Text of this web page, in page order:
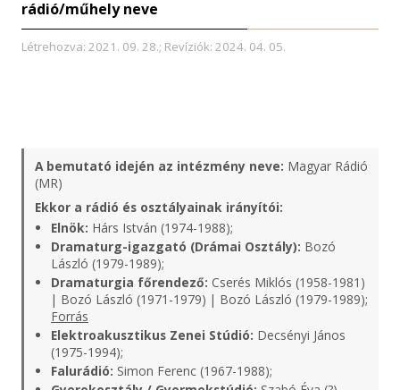
rádió/műhely neve
Létrehozva: 2021. 09. 28.; Revíziók: 2024. 04. 05.
A bemutató idején az intézmény neve: Magyar Rádió
(MR)
Ekkor a rádió és osztályainak irányítói:
Elnök: Hárs István (1974-1988);
Dramaturg-igazgató (Drámai Osztály): Bozó
László (1979-1989);
Dramaturgia főrendező: Cserés Miklós (1958-1981)
| Bozó László (1971-1979) | Bozó László (1979-1989);
Forrás
Elektroakusztikus Zenei Stúdió: Decsényi János
(1975-1994);
Falurádió: Simon Ferenc (1967-1988);